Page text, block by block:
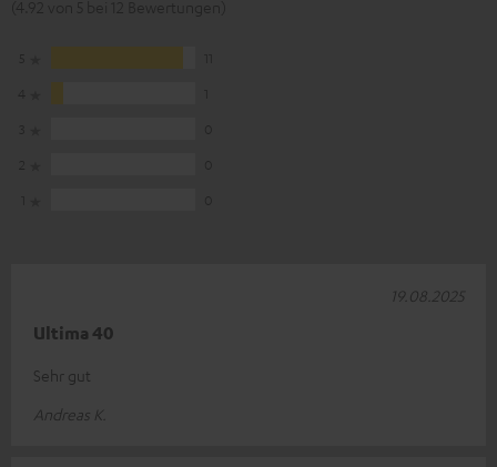
Ultima 40
Sehr gut
Andreas K.
19.08.2025